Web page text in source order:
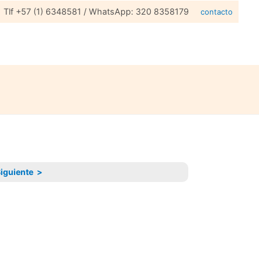
Tlf +57 (1) 6348581 / WhatsApp: 320 8358179 contacto
>